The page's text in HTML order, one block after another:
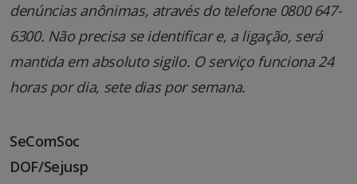
denúncias anônimas, através do telefone 0800 647-
6300. Não precisa se identificar e, a ligação, será
mantida em absoluto sigilo. O serviço funciona 24
horas por dia, sete dias por semana.
SeComSoc
DOF/Sejusp